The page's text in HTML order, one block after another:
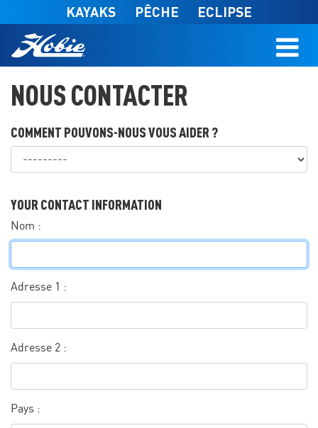
Skip to main content
KAYAKS PÊCHE ECLIPSE
NOUS CONTACTER
COMMENT POUVONS-NOUS VOUS AIDER ?
YOUR CONTACT INFORMATION
Nom :
Adresse 1 :
Adresse 2 :
Pays :